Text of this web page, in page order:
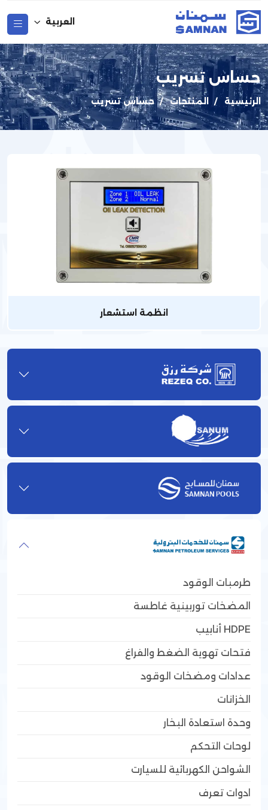
العربية
حساس تسريب
اﻟﺮﺋﻴﺴﻴﺔ المنتجات حساس تسريب
طرمبات الوقود
المضخات توربينية غاطسة
HDPE أنابيب
فتحات تهوية الضغط والفراغ
عدادات ومضخات الوقود
الخزانات
وحدة استعادة البخار
لوحات التحكم
الشواحن الكهربائية للسيارت
ادوات تعرف
انظمة استشعار